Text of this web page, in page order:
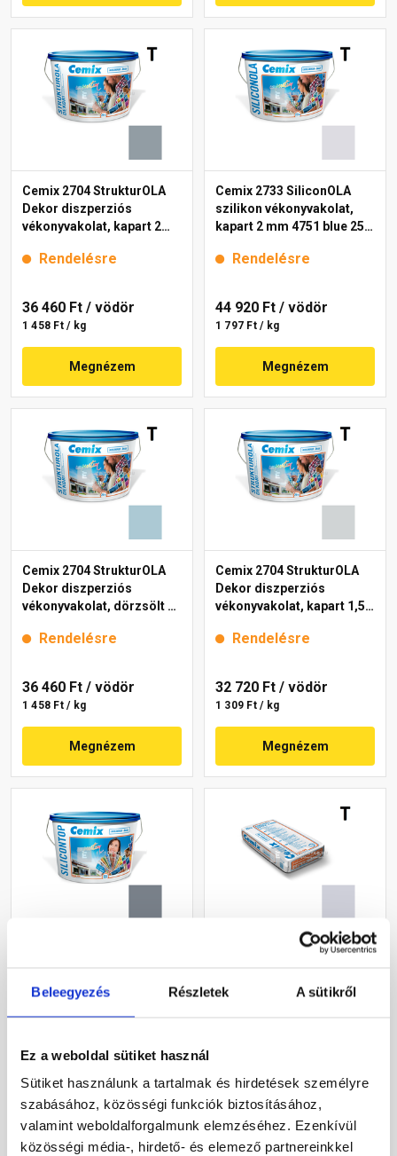
Beleegyezés Részletek A sütikről
Ez a weboldal sütiket használ
Sütiket használunk a tartalmak és hirdetések személyre
szabásához, közösségi funkciók biztosításához,
valamint weboldalforgalmunk elemzéséhez. Ezenkívül
közösségi média-, hirdető- és elemező partnereinkkel
Cemix 2704 StrukturOLA
Dekor diszperziós
vékonyvakolat, kapart 2
Rendelésre
36 460 Ft / vödör
1 458 Ft / kg
Megnézem
Cemix 2733 SiliconOLA
szilikon vékonyvakolat,
kapart 2 mm 4751 blue 25
Rendelésre
44 920 Ft / vödör
1 797 Ft / kg
Megnézem
Cemix 2704 StrukturOLA
Dekor diszperziós
vékonyvakolat, dörzsölt 2
Rendelésre
36 460 Ft / vödör
1 458 Ft / kg
Megnézem
Cemix 2704 StrukturOLA
Dekor diszperziós
vékonyvakolat, kapart 1,5
Rendelésre
32 720 Ft / vödör
1 309 Ft / kg
Megnézem
dörzsölt 2 mm 4767 blue
Rendelésre
1 925 Ft / kg
Megnézem
Cemix 2772 Edelputz Extra
mm 4753 blue 25 kg
504 Ft / kg
Megnézem